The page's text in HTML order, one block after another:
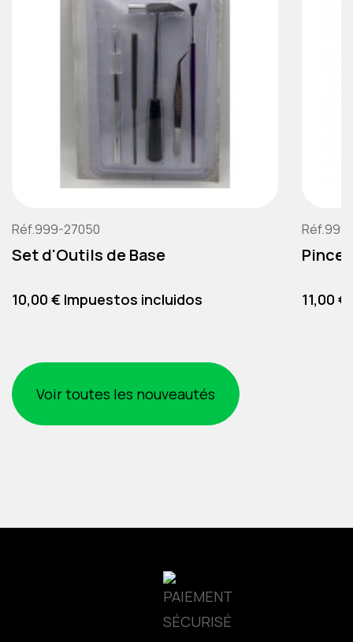
Réf.999-27050
Set d'Outils de Base
Precio
10,00 € Impuestos incluidos
Pince
Precio
11,00
Voir toutes les nouveautés